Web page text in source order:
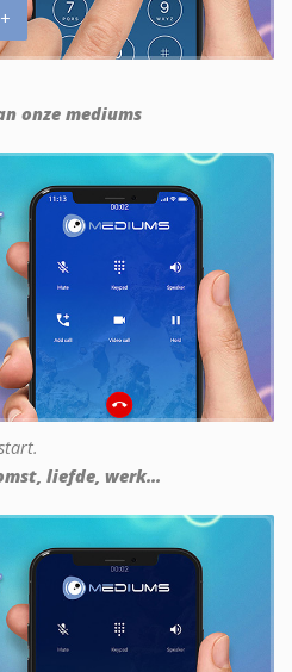
onze mediums
liefde, werk...